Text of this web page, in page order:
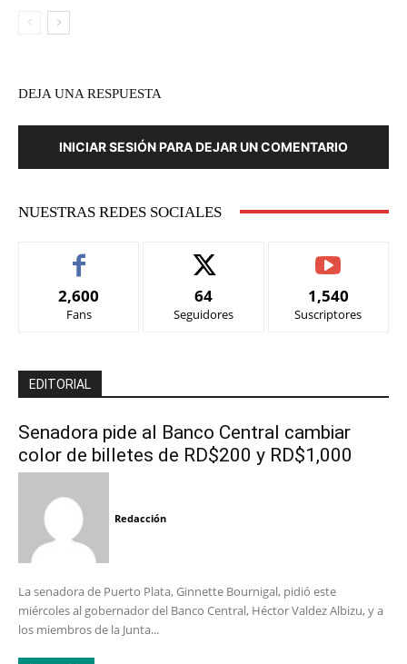
DEJA UNA RESPUESTA
INICIAR SESIÓN PARA DEJAR UN COMENTARIO
NUESTRAS REDES SOCIALES
2,600
Fans
64
Seguidores
1,540
Suscriptores
EDITORIAL
Senadora pide al Banco Central cambiar
color de billetes de RD$200 y RD$1,000
Redacción
La senadora de Puerto Plata, Ginnette Bournigal, pidió este
miércoles al gobernador del Banco Central, Héctor Valdez Albizu, y a
los miembros de la Junta...